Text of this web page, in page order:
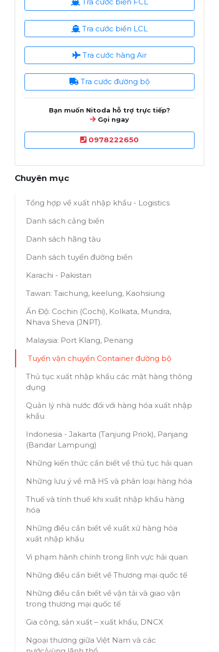
Tra cước biển FCL
Tra cước biển LCL
Tra cước hàng Air
Tra cước đường bộ
Bạn muốn Nitoda hỗ trợ trực tiếp?
Gọi ngay
0978222650
Chuyên mục
Tổng hợp về xuất nhập khẩu - Logistics
Danh sách cảng biển
Danh sách hãng tàu
Danh sách tuyến đường biển
Karachi - Pakistan
Tawan: Taichung, keelung, Kaohsiung
Ấn Độ: Cochin (Cochi), Kolkata, Mundra,
Nhava Sheva (JNPT).
Malaysia: Port Klang, Penang
Tuyến vận chuyển Container đường bộ
Thủ tục xuất nhập khẩu các mặt hàng thông
dụng
Quản lý nhà nước đối với hàng hóa xuất nhập
khẩu
Indonesia - Jakarta (Tanjung Priok), Panjang
(Bandar Lampung)
Những kiến thức cần biết về thủ tục hải quan
Những lưu ý về mã HS và phân loại hàng hóa
Thuế và tính thuế khi xuất nhập khẩu hàng
hóa
Những điều cần biết về xuất xứ hàng hóa
xuất nhập khẩu
Vi phạm hành chính trong lĩnh vực hải quan
Những điều cần biết về Thương mại quốc tế
Những điều cần biết về vận tải và giao vận
trong thương mại quốc tế
Gia công, sản xuất – xuất khẩu, DNCX
Ngoại thương giữa Việt Nam và các